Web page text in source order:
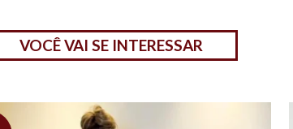
VOCÊ VAI SE INTERESSAR